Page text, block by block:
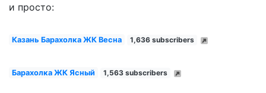
и просто:
Казань Барахолка ЖК Весна 1,636 subscribers
Барахолка ЖК Ясный 1,563 subscribers